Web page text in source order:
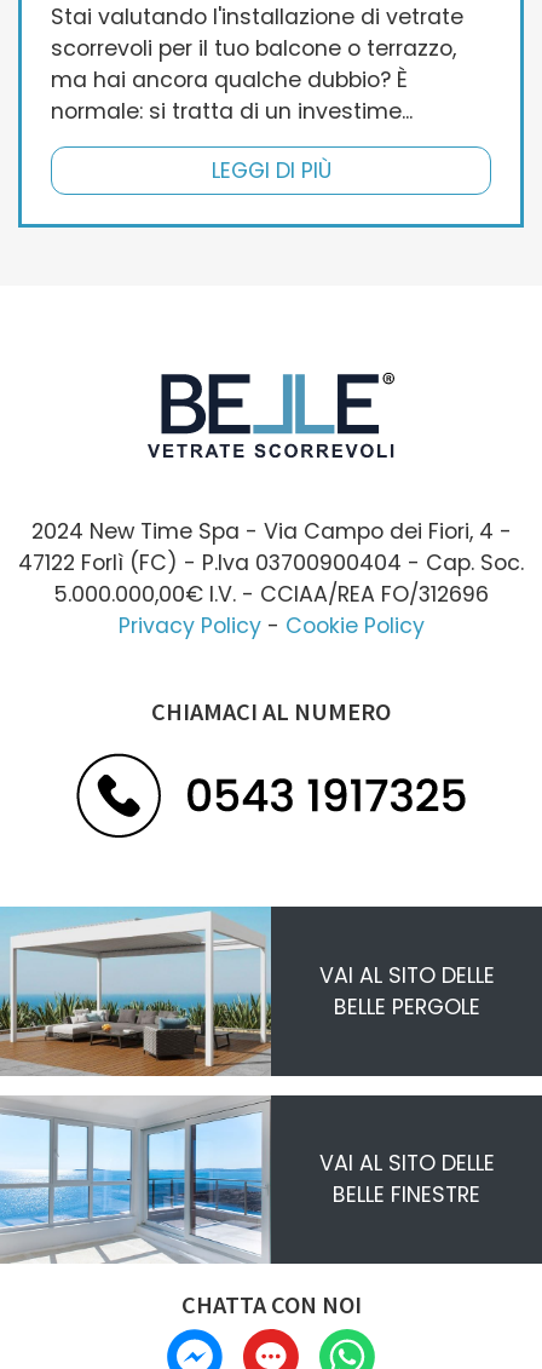
Stai valutando l'installazione di vetrate
scorrevoli per il tuo balcone o terrazzo,
ma hai ancora qualche dubbio? È
normale: si tratta di un investime...
LEGGI DI PIÙ
2024 New Time Spa - Via Campo dei Fiori, 4 -
47122 Forlì (FC) - P.Iva 03700900404 - Cap. Soc.
5.000.000,00€ I.V. - CCIAA/REA FO/312696
Privacy Policy- Cookie Policy
CHIAMACI AL NUMERO
VAI AL SITO DELLE
BELLE PERGOLE
VAI AL SITO DELLE
BELLE FINESTRE
CHATTA CON NOI